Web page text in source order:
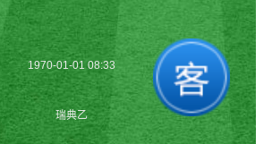
1970-01-01 08:33
瑞典乙